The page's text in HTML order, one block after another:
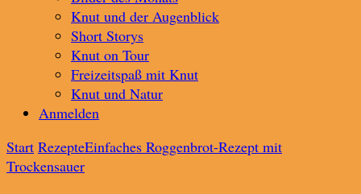
Knut und der Augenblick
Short Storys
Knut on Tour
Freizeitspaß mit Knut
Knut und Natur
Anmelden
Start RezepteEinfaches Roggenbrot-Rezept mit
Trockensauer